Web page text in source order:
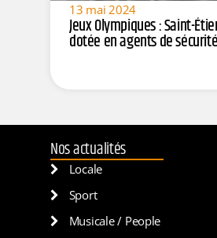
13 mai 2024
Jeux Olympiques : Saint-
dotée en agents de
Nos actualités
Locale
Sport
Musicale / People